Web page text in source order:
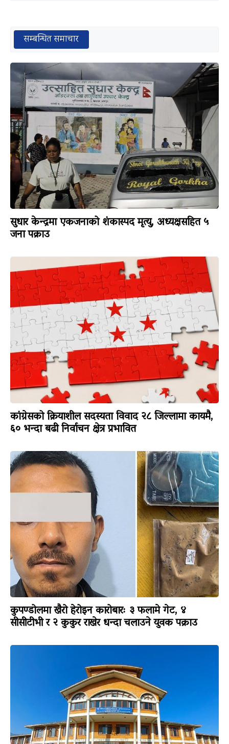
सम्बन्धित समाचार
सुधार केन्द्रमा एकजनाको शंकास्पद मृत्यु, अध्यक्षसहित ५
जना पक्राउ
कांग्रेसको क्रियाशील सदस्यता विवाद २८ जिल्लामा कायमै,
६० भन्दा बढी निर्वाचन क्षेत्र प्रभावित
कुपण्डोलमा खैरो हेरोइन कारोबारः ३ फलामे गेट, ४
सीसीटीभी र २ कुकुर राखेर धन्दा चलाउने युवक पक्राउ